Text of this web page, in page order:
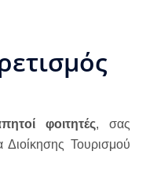
φοιτητές, σας
Τουρισμού